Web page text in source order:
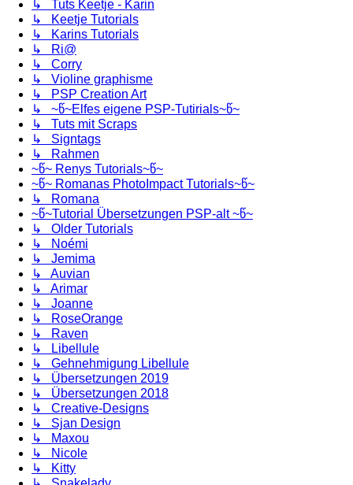
↳ Tuts Keetje - Karin
↳ Keetje Tutorials
↳ Karins Tutorials
↳ Ri@
↳ Corry
↳ Violine graphisme
↳ PSP Creation Art
↳ ~წ~Elfes eigene PSP-Tutirials~წ~
↳ Tuts mit Scraps
↳ Signtags
↳ Rahmen
~წ~ Renys Tutorials~წ~
~წ~ Romanas PhotoImpact Tutorials~წ~
↳ Romana
~წ~Tutorial Übersetzungen PSP-alt ~წ~
↳ Older Tutorials
↳ Noémi
↳ Jemima
↳ Auvian
↳ Arimar
↳ Joanne
↳ RoseOrange
↳ Raven
↳ Libellule
↳ Gehnehmigung Libellule
↳ Übersetzungen 2019
↳ Übersetzungen 2018
↳ Creative-Designs
↳ Sjan Design
↳ Maxou
↳ Nicole
↳ Kitty